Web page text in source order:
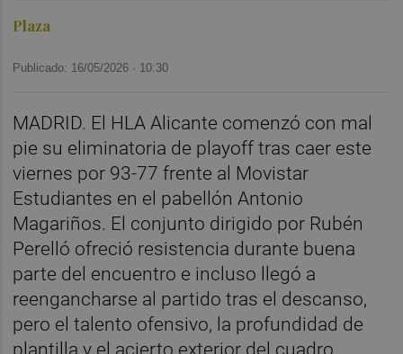
Plaza
Publicado: 16/05/2026 · 10:30
MADRID. El HLA Alicante comenzó con mal
pie su eliminatoria de playoff tras caer este
viernes por 93-77 frente al Movistar
Estudiantes en el pabellón Antonio
Magariños. El conjunto dirigido por Rubén
Perelló ofreció resistencia durante buena
parte del encuentro e incluso llegó a
reengancharse al partido tras el descanso,
pero el talento ofensivo, la profundidad de